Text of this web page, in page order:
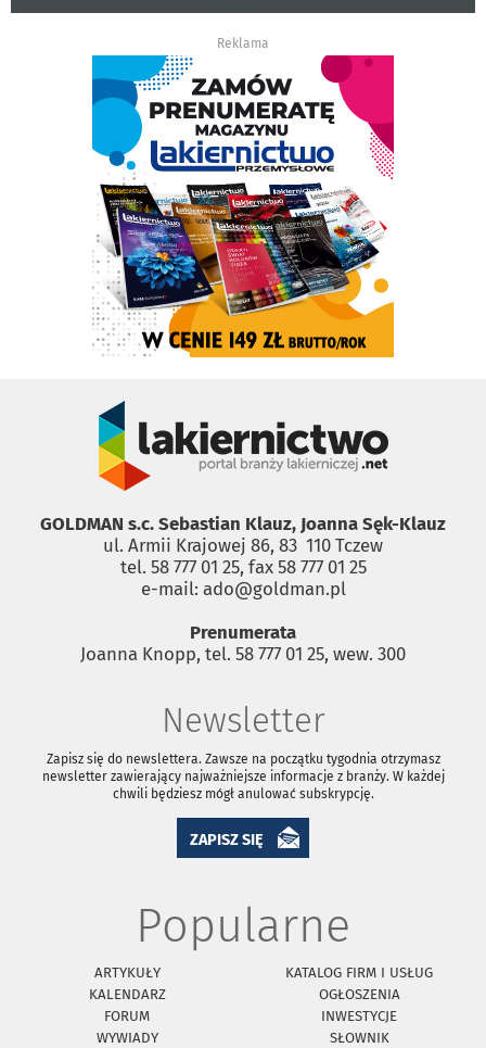
Reklama
GOLDMAN s.c. Sebastian Klauz, Joanna Sęk-Klauz
ul. Armii Krajowej 86, 83 ­ 110 Tczew
tel. 58 777 01 25, fax 58 777 01 25
e-mail: ado@goldman.pl
Prenumerata
Joanna Knopp, tel. 58 777 01 25, wew. 300
Newsletter
Zapisz się do newslettera. Zawsze na początku tygodnia otrzymasz
newsletter zawierający najważniejsze informacje z branży. W każdej
chwili będziesz mógł anulować subskrypcję.
ZAPISZ SIĘ
Popularne
ARTYKUŁY
KATALOG FIRM I USŁUG
KALENDARZ
OGŁOSZENIA
FORUM
INWESTYCJE
WYWIADY
SŁOWNIK